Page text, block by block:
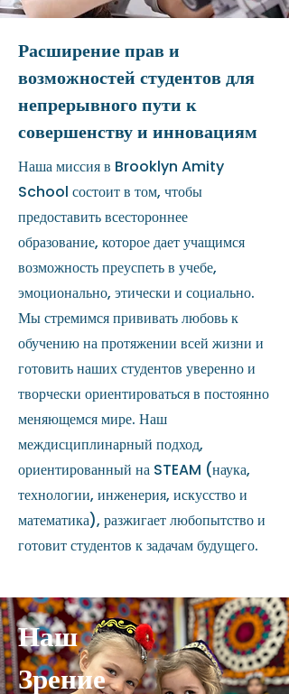
Расширение прав и
возможностей студентов для
непрерывного пути к
совершенству и инновациям
Наша миссия в Brooklyn Amity
School состоит в том, чтобы
предоставить всестороннее
образование, которое дает учащимся
возможность преуспеть в учебе,
эмоционально, этически и социально.
Мы стремимся прививать любовь к
обучению на протяжении всей жизни и
готовить наших студентов уверенно и
творчески ориентироваться в постоянно
меняющемся мире. Наш
междисциплинарный подход,
ориентированный на STEAM (наука,
технологии, инженерия, искусство и
математика), разжигает любопытство и
готовит студентов к задачам будущего.
Наш
Зрение